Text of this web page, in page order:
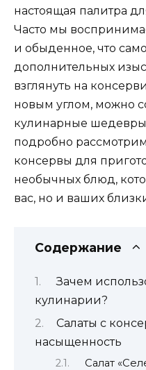
настоящая палитра
Часто мы
и обыденное, что
дополнительных
взглянуть на
новым углом, можно
кулинарные
подробно
консервы для
необычных блюд,
вас, но и ваших
Содержание
Зачем
кулинарии?
Салаты с
насыщенность
Салат